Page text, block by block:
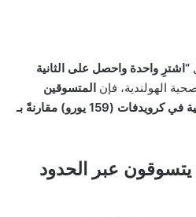
“اشترِ واحدة واحصل على الثانية
الهولندية، فإن المتسوقين
يدفعون أكثر من 40 يورو إضافية في كرويدفات (159 يورو) مقارنةً بـ
يتسوقون عبر الحدود